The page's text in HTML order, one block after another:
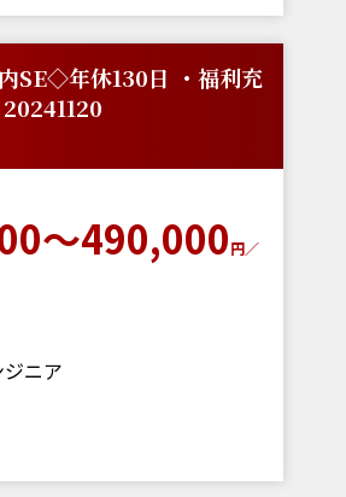
内SE◇年休130日 ・福利充
～490,000円／
ニア